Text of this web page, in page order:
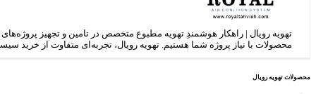
تهویه رویال | راهکار هوشمندِ تهویه مطبوع متخصص در تامین و تجهیز
محصولات با نیاز پروژه شما هستیم. تهویه رویال، تجربه‌ای متفاوت از خرید
محصولات تهویه رویال